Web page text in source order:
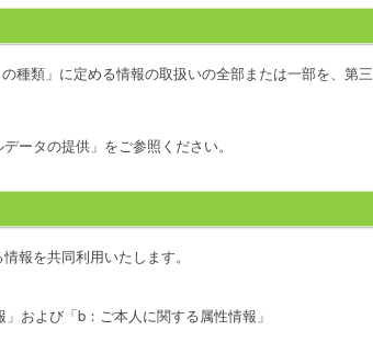
種類」に定める情報の取扱いの全部または一部を、第三
ータの提供」をご参照ください。
報を共同利用いたします。
および「b：ご本人に関する属性情報」